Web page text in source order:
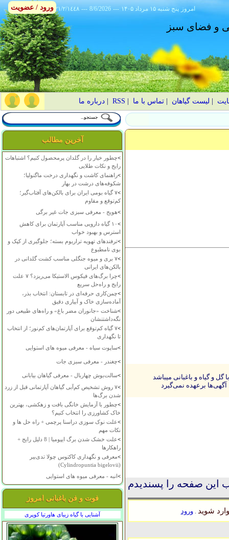
٢١/٢/١٤٤٨ --- 8/6/2026 --- ۱۴۰۵ پنج شنبه ۱۵ مرداد امروز
و فضای سبز
لیست گیاهان |تماس با ما RSS
|درباره ما
آخرین مطالب
>چطور خیار را در گلدان پرمحصول کنیم؟ اشتباهات
رایج و نکات طلایی
>راهنمای کاشت و نگهداری درخت ماگنولیا؛
شکوفه‌های درشت در بهار
>
۷ گیاه بومی ایران برای بالکن‌های آفتاب‌گیر؛
کم‌توقع و مقاوم
>هویج - معرفی سبزی جات غیر برگی
>
۱۰ گیاه دارویی مناسب آپارتمان برای کاهش
استرس و بهبود خواب
>ترفندهای تهویه تراریوم بسته؛ جلوگیری از کپک و
بوی نامطبوع
>
۷ بری و میوه جنگلی مناسب کشت گلدانی در
بالکن‌های ایرانی
>
چرا برگ‌های فیکوس الاستیکا می‌ریزد؟ ۷ علت
رایج و راه‌حل سریع
>چمن‌کاری حرفه‌ای در تابستان: انتخاب بذر،
آماده‌سازی خاک و آبیاری دقیق
>شناخت «جانوران مضر باغ» و راه‌های طبیعی دور
نگه‌داشتنشان
>
۷ گیاه کم‌توقع برای آپارتمان‌های کم‌نور؛ از انتخاب
تا نگهداری
>ساپوت سیاه - معرفی میوه های استوایی
>چغندر - معرفی سبزی جات
>سالت‌بوش چهاربال - معرفی گیاهان بیابانی
>
۷ روش تشخیص کم‌آبی گیاهان آپارتمانی قبل از زرد
شدن برگ‌ها
>چطور با آزمایش خانگی بافت و زهکشی، بهترین
خاک کشاورزی را انتخاب کنیم؟
>علت نوک سوزی دراسنا پرچمی + راه حل ها و
نکات مهم
>
علت خشک شدن برگ ایپومیا | 8 دلیل رایج +
راهکارها
>معرفی و نگهداری کاکتوس چولا تدی‌بیر
(Cylindropuntia bigelovii)
>انبه - معرفی میوه های استوایی
فوت و فن باغبانی امروز
آشنایی با گیاه زیبای هاورتیا کوپری
و گیاه و باغبانی میباشد
آگهی‌ها برعهده نمی‌گیرد
این صفحه را پسندیدم
شوید .ورود
ورود / عضویت